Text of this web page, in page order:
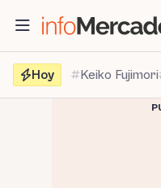
contenido
Hoy
Keiko Fujimori